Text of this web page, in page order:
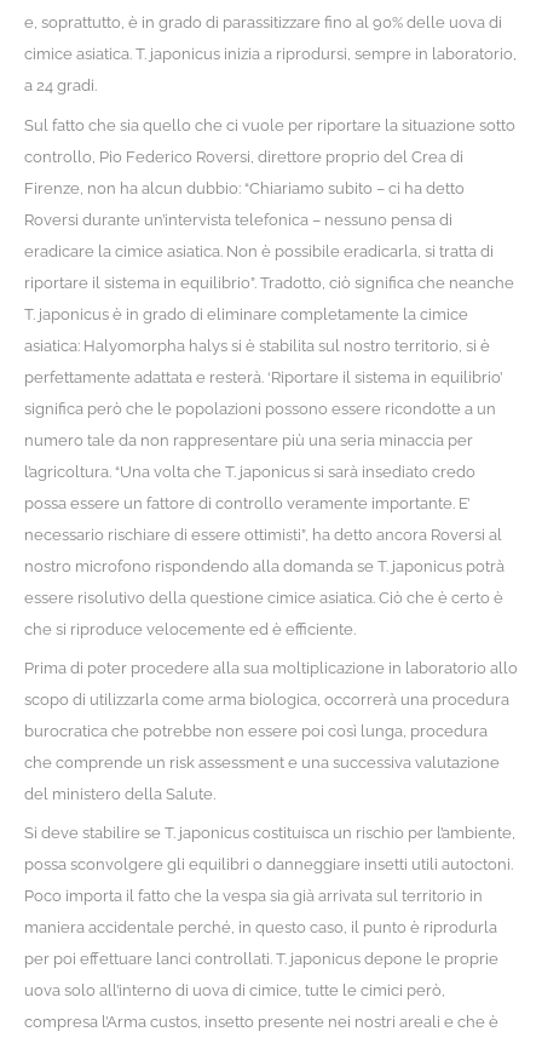
e, soprattutto, è in grado di parassitizzare fino al 90% delle uova di
cimice asiatica. T. japonicus inizia a riprodursi, sempre in laboratorio,
a 24 gradi.
Sul fatto che sia quello che ci vuole per riportare la situazione sotto
controllo, Pio Federico Roversi, direttore proprio del Crea di
Firenze, non ha alcun dubbio: “Chiariamo subito – ci ha detto
Roversi durante un’intervista telefonica – nessuno pensa di
eradicare la cimice asiatica. Non è possibile eradicarla, si tratta di
riportare il sistema in equilibrio”. Tradotto, ciò significa che neanche
T. japonicus è in grado di eliminare completamente la cimice
asiatica: Halyomorpha halys si è stabilita sul nostro territorio, si è
perfettamente adattata e resterà. ‘Riportare il sistema in equilibrio’
significa però che le popolazioni possono essere ricondotte a un
numero tale da non rappresentare più una seria minaccia per
l’agricoltura. “Una volta che T. japonicus si sarà insediato credo
possa essere un fattore di controllo veramente importante. E’
necessario rischiare di essere ottimisti”, ha detto ancora Roversi al
nostro microfono rispondendo alla domanda se T. japonicus potrà
essere risolutivo della questione cimice asiatica. Ciò che è certo è
che si riproduce velocemente ed è efficiente.
Prima di poter procedere alla sua moltiplicazione in laboratorio allo
scopo di utilizzarla come arma biologica, occorrerà una procedura
burocratica che potrebbe non essere poi così lunga, procedura
che comprende un risk assessment e una successiva valutazione
del ministero della Salute.
Si deve stabilire se T. japonicus costituisca un rischio per l’ambiente,
possa sconvolgere gli equilibri o danneggiare insetti utili autoctoni.
Poco importa il fatto che la vespa sia già arrivata sul territorio in
maniera accidentale perché, in questo caso, il punto è riprodurla
per poi effettuare lanci controllati. T. japonicus depone le proprie
uova solo all’interno di uova di cimice, tutte le cimici però,
compresa l’Arma custos, insetto presente nei nostri areali e che è